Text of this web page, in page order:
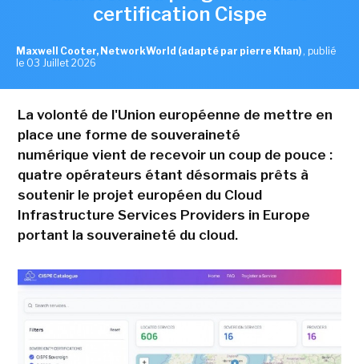
certification Cispe
Maxwell Cooter, NetworkWorld (adapté par pierre Khan) , publié
le 03 Juillet 2026
La volonté de l'Union européenne de mettre en
place une forme de souveraineté
numérique vient de recevoir un coup de pouce :
quatre opérateurs étant désormais prêts à
soutenir le projet européen du Cloud
Infrastructure Services Providers in Europe
portant la souveraineté du cloud.